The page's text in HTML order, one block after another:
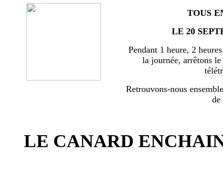
TOUS
LE 20
Pendant 1 heure, 2
la journée, arrêtons
Retrouvons-nous
de
LE CANARD